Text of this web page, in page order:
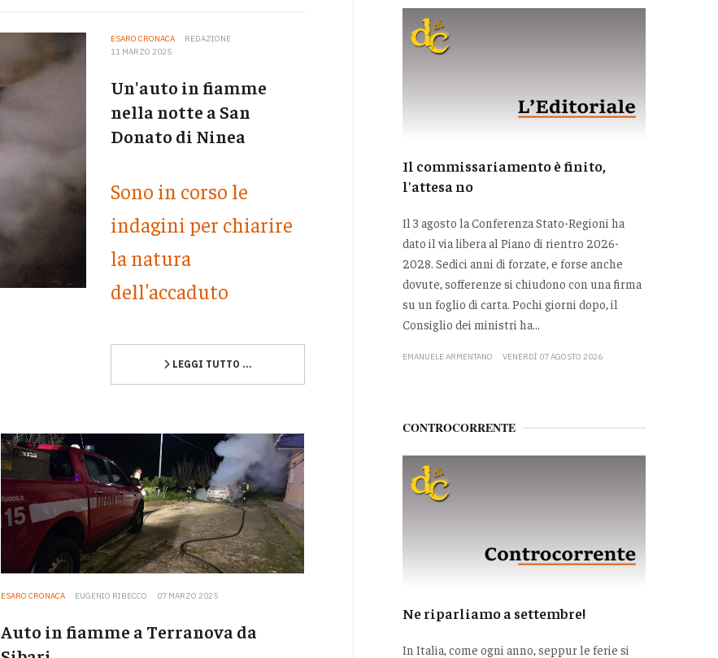
ESARO CRONACA
REDAZIONE
11 MARZO 2025
Un'auto in fiamme
nella notte a San
Donato di Ninea
Sono in corso le
indagini per chiarire
la natura
dell'accaduto
LEGGI TUTTO …
ESARO CRONACA EUGENIO RIBECCO 07 MARZO 2025
Auto in fiamme a Terranova da
Il commissariamento è finito,
l'attesa no
Il 3 agosto la Conferenza Stato-Regioni ha
dato il via libera al Piano di rientro 2026-
2028. Sedici anni di forzate, e forse anche
dovute, sofferenze si chiudono con una firma
su un foglio di carta. Pochi giorni dopo, il
Consiglio dei ministri ha...
EMANUELE ARMENTANO VENERDÌ 07 AGOSTO 2026
CONTROCORRENTE
Ne riparliamo a settembre!
In Italia, come ogni anno, seppur le ferie si